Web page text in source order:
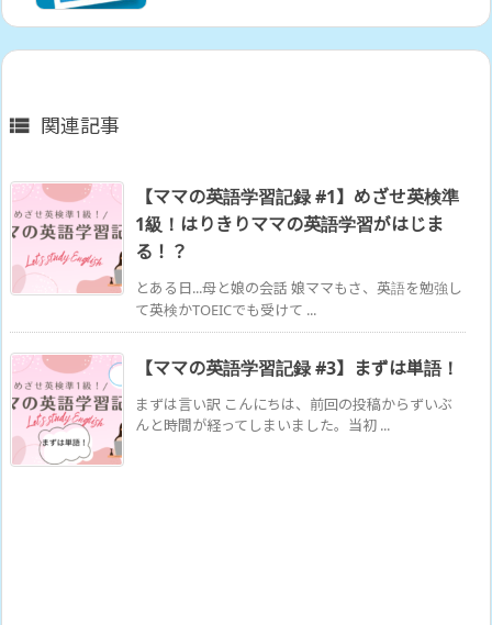
 関連記事
【ママの英語学習記録 #1】めざせ英検準
1級！はりきりママの英語学習がはじま
る！？
とある日...母と娘の会話 娘ママもさ、英語を勉強し
て英検かTOEICでも受けて ...
【ママの英語学習記録 #3】まずは単語！
まずは言い訳 こんにちは、前回の投稿からずいぶ
んと時間が経ってしまいました。当初 ...